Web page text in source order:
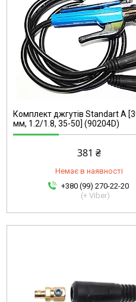
Комплект джгутів Standart A
мм, 1.2/1.8, 35-50] (90204D)
381 ₴
Немає в наявності
+380 (99) 270-22-20
(+ Viber)